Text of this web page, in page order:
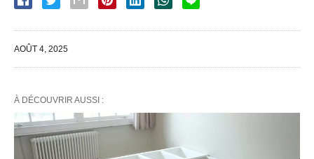
AOÛT 4, 2025
À DÉCOUVRIR AUSSI :